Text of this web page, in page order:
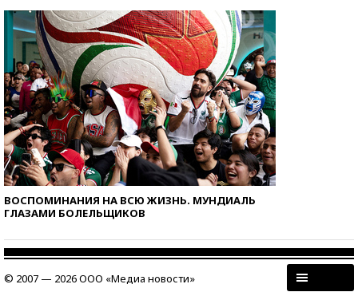
ВОСПОМИНАНИЯ НА ВСЮ ЖИЗНЬ. МУНДИАЛЬ
ГЛАЗАМИ БОЛЕЛЬЩИКОВ
© 2007 — 2026 ООО «Медиа новости»